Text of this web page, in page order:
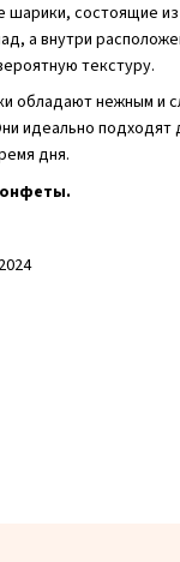
состоящие
а внутри
текстуру.
обладают нежным и
идеально подходят
дня.